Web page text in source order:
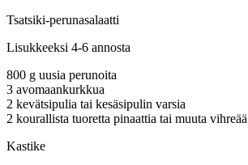
Tsatsiki-perunasalaatti
Lisukkeeksi 4-6 annosta
800 g uusia perunoita
3 avomaankurkkua
2 kevätsipulia tai kesäsipulin varsia
2 kourallista tuoretta pinaattia tai muuta vihreää
Kastike